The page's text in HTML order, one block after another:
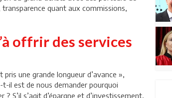
quant aux commissions,
offrir des services
une grande longueur d’avance »,
il est de nous demander pourquoi
S’il s’agit d’épargne et d’investissement,